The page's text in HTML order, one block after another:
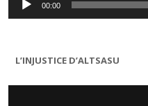
00:00
L’INJUSTICE D’ALTSASU
Lecteur